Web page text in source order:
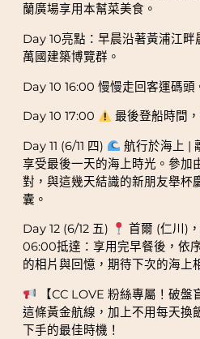
蘭廣場享用本幫菜美食。
Day 10亮點：早晨沿著黃浦江
萬國建築博覽群。
Day 10 16:00 慢慢走回客運碼頭
Day 10 17:00 最後登船時間
Day 11 (6/11 四)
航行於海上 |
享受最後一天的海上時光。參加
對，與這幾天結識的新朋友舉杯
囊。
Day 12 (6/12 五)
首爾 (仁川)
06:00抵達：享用完早餐後，依
的相片與回憶，期待下次的海上
【CC LOVE 粉絲專屬！破盤
這條黃金航線，加上不用每天換
下手的最佳時機！